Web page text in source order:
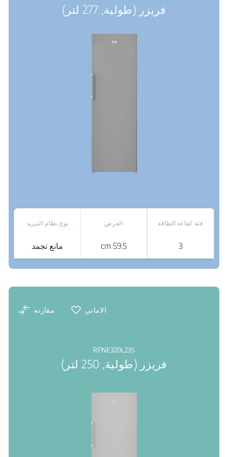
فريزر (طولية, 277 لتر)
فئة كفاءة الطاقة
3
العرض
59.5 cm
نوع نظام التبريد
مانع تجمد
الاماني مقارنه
RFNE320L23S
فريزر (طولية, 250 لتر)